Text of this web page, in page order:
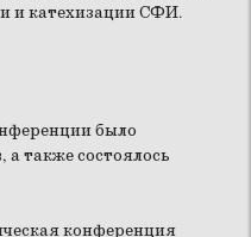
и катехизации СФИ.
было
а также состоялось
конференция